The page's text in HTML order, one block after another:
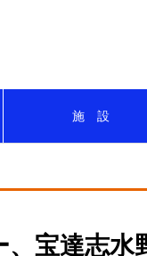
施 設
宝達志水